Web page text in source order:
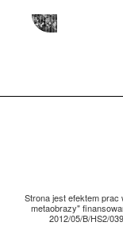
Strona jest efektem prac
metaobrazy"
2012/05/B/HS2/